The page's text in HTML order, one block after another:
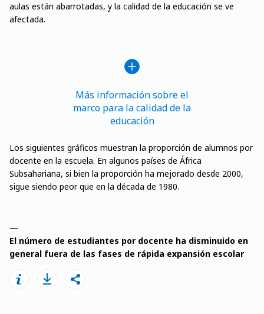
aulas están abarrotadas, y la calidad de la educación se ve
afectada.
Más información sobre el
marco para la calidad de la
educación
Los siguientes gráficos muestran la proporción de alumnos por
docente en la escuela. En algunos países de África
Subsahariana, si bien la proporción ha mejorado desde 2000,
sigue siendo peor que en la década de 1980.
El número de estudiantes por docente ha disminuido en
general fuera de las fases de rápida expansión escolar